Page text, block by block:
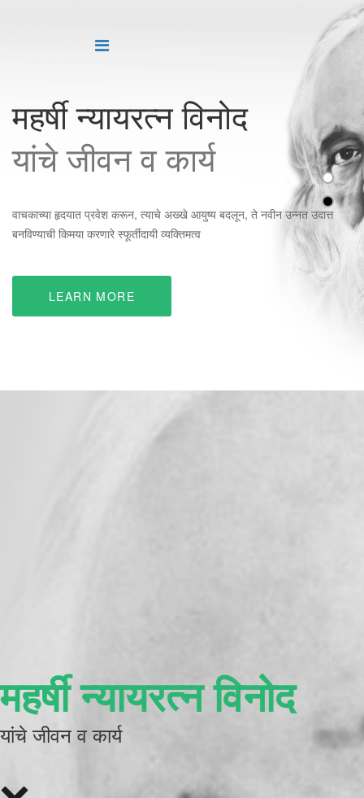
महर्षी न्यायरत्न विनोद
यांचे जीवन व कार्य
वाचकाच्या हृदयात प्रवेश करून, त्याचे अख्खे आयुष्य बदलून, ते नवीन उन्नत उदात्त
बनविण्याची किमया करणारे स्फूर्तीदायी व्यक्तिमत्व
LEARN MORE
महर्षी न्यायरत्न विनोद
यांचे जीवन व कार्य
वाचकाच्या हृदयात प्रवेश करून, त्याचे अख्खे आयुष्य बदलून, ते नवीन उन्नत उदात्त
बनविण्याची किमया करणारे स्फूर्तीदायी व्यक्तिमत्व
LEARN MORE
महर्षी न्यायरत्न विनोद
यांचे जीवन व कार्य